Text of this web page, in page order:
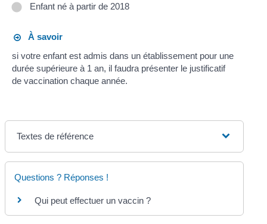
Enfant né à partir de 2018
À savoir
si votre enfant est admis dans un établissement pour une
durée supérieure à 1 an, il faudra présenter le justificatif
de vaccination chaque année.
Textes de référence
Questions ? Réponses !
Qui peut effectuer un vaccin ?